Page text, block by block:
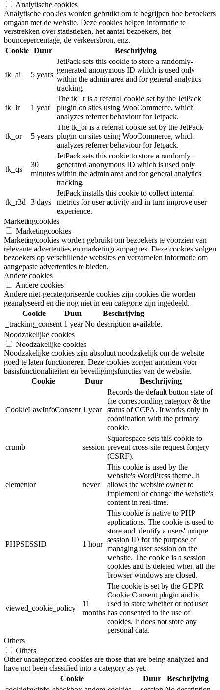
Analytische cookies
Analytische cookies worden gebruikt om te begrijpen hoe bezoekers
omgaan met de website. Deze cookies helpen informatie te
verstrekken over statistieken, het aantal bezoekers, het
bouncepercentage, de verkeersbron, enz.
Cookie Duur Beschrijving
tk_ai 5 years
JetPack sets this cookie to store a randomly-
generated anonymous ID which is used only
within the admin area and for general analytics
tracking.
tk_lr 1 year
The tk_lr is a referral cookie set by the JetPack
plugin on sites using WooCommerce, which
analyzes referrer behaviour for Jetpack.
tk_or 5 years
The tk_or is a referral cookie set by the JetPack
plugin on sites using WooCommerce, which
analyzes referrer behaviour for Jetpack.
tk_qs
30
minutes
JetPack sets this cookie to store a randomly-
generated anonymous ID which is used only
within the admin area and for general analytics
tracking.
tk_r3d 3 days
JetPack installs this cookie to collect internal
metrics for user activity and in turn improve user
experience.
Marketingcookies
Marketingcookies
Marketingcookies worden gebruikt om bezoekers te voorzien van
relevante advertenties en marketingcampagnes. Deze cookies volgen
bezoekers op verschillende websites en verzamelen informatie om
aangepaste advertenties te bieden.
Andere cookies
Andere cookies
Andere niet-gecategoriseerde cookies zijn cookies die worden
geanalyseerd en die nog niet in een categorie zijn ingedeeld.
Cookie
Duur
Beschrijving
_tracking_consent 1 year No description available.
Noodzakelijke cookies
Noodzakelijke cookies
Noodzakelijke cookies zijn absoluut noodzakelijk om de website
goed te laten functioneren. Deze cookies zorgen anoniem voor
basisfunctionaliteiten en beveiligingsfuncties van de website.
Cookie
Duur Beschrijving
CookieLawInfoConsent 1 year
Records the default button state of
the corresponding category & the
status of CCPA. It works only in
coordination with the primary
cookie.
crumb session
Squarespace sets this cookie to
prevent cross-site request forgery
(CSRF).
elementor never
This cookie is used by the
website's WordPress theme. It
allows the website owner to
implement or change the website's
content in real-time.
PHPSESSID 1 hour
This cookie is native to PHP
applications. The cookie is used to
store and identify a users' unique
session ID for the purpose of
managing user session on the
website. The cookie is a session
cookies and is deleted when all the
browser windows are closed.
viewed_cookie_policy
11
months
The cookie is set by the GDPR
Cookie Consent plugin and is
used to store whether or not user
has consented to the use of
cookies. It does not store any
personal data.
Others
Others
Other uncategorized cookies are those that are being analyzed and
have not been classified into a category as yet.
Cookie
Duur
Beschrijving